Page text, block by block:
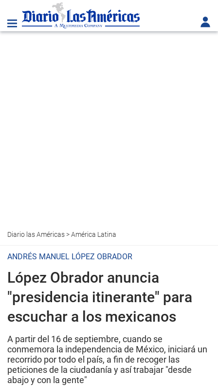
Diario las Américas>América Latina
ANDRÉS MANUEL LÓPEZ OBRADOR
López Obrador anuncia
"presidencia itinerante" para
escuchar a los mexicanos
A partir del 16 de septiembre, cuando se
conmemora la independencia de México, iniciará un
recorrido por todo el país, a fin de recoger las
peticiones de la ciudadanía y así trabajar "desde
abajo y con la gente"